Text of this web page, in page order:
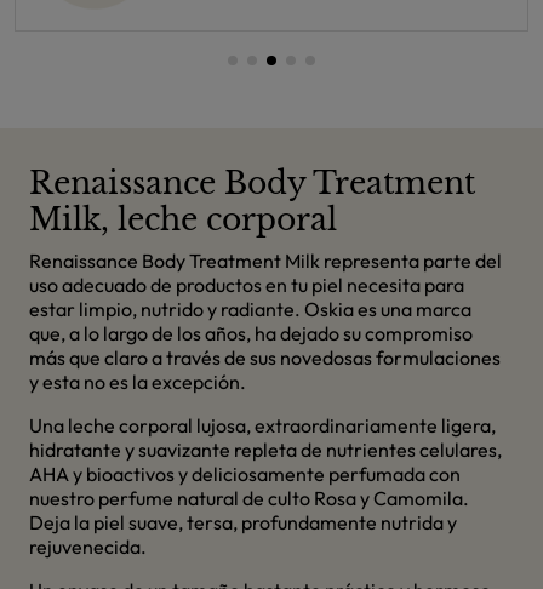
Renaissance Body Treatment
Milk, leche corporal
Renaissance Body Treatment Milk representa parte del
uso adecuado de productos en tu piel necesita para
estar limpio, nutrido y radiante. Oskia es una marca
que, a lo largo de los años, ha dejado su compromiso
más que claro a través de sus novedosas formulaciones
y esta no es la excepción.
Una leche corporal lujosa, extraordinariamente ligera,
hidratante y suavizante repleta de nutrientes celulares,
AHA y bioactivos y deliciosamente perfumada con
nuestro perfume natural de culto Rosa y Camomila.
Deja la piel suave, tersa, profundamente nutrida y
rejuvenecida.